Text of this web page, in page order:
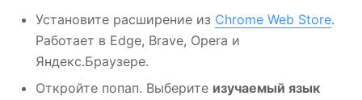
Установите расширение из Chrome Web Store.
Работает в Edge, Brave, Opera и
Яндекс.Браузере.
Откройте попап. Выберите изучаемый язык